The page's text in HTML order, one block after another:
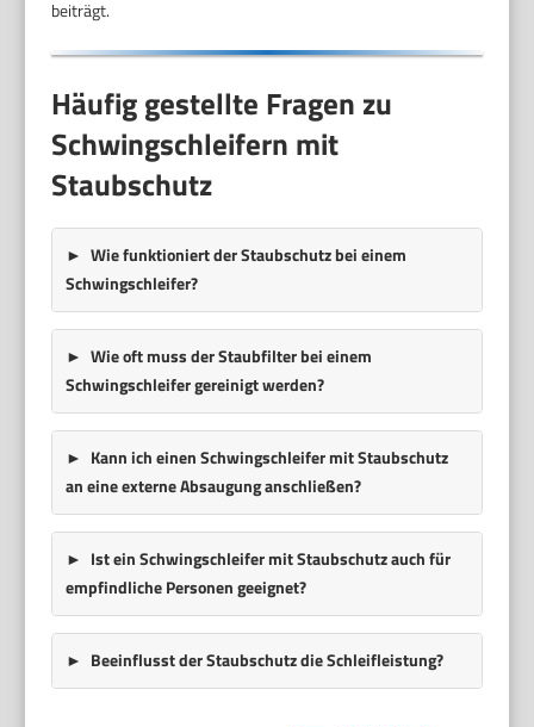
beiträgt.
Häufig gestellte Fragen zu
Schwingschleifern mit
Staubschutz
Wie funktioniert der Staubschutz bei einem
Schwingschleifer?
Wie oft muss der Staubfilter bei einem
Schwingschleifer gereinigt werden?
Kann ich einen Schwingschleifer mit Staubschutz
an eine externe Absaugung anschließen?
Ist ein Schwingschleifer mit Staubschutz auch für
empfindliche Personen geeignet?
Beeinflusst der Staubschutz die Schleifleistung?